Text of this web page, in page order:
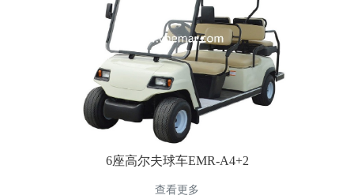
6座高尔夫球车EMR-A4+2
查看更多